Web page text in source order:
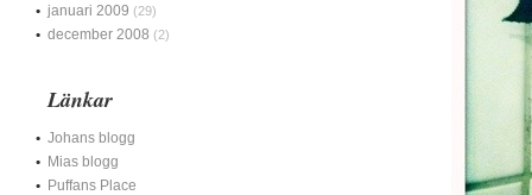
januari 2009 (29)
december 2008 (2)
Länkar
Johans blogg
Mias blogg
Puffans Place